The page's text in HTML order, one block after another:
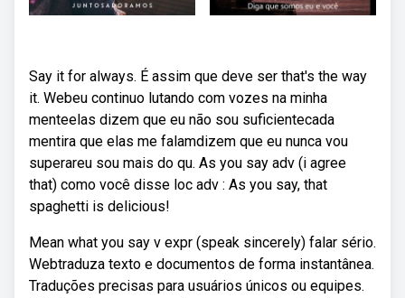
Say it for always. É assim que deve ser that's the way
it. Webeu continuo lutando com vozes na minha
menteelas dizem que eu não sou suficientecada
mentira que elas me falamdizem que eu nunca vou
superareu sou mais do qu. As you say adv (i agree
that) como você disse loc adv : As you say, that
spaghetti is delicious!
Mean what you say v expr (speak sincerely) falar sério.
Webtraduza texto e documentos de forma instantânea.
Traduções precisas para usuários únicos ou equipes.